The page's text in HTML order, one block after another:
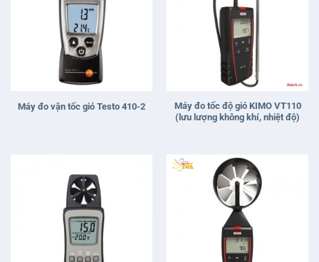
Máy đo vận tốc gió Testo 410-2
Máy đo tốc độ gió KIMO VT110
(lưu lượng không khí, nhiệt độ)